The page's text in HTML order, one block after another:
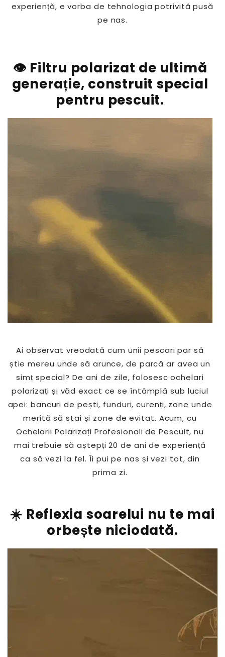
experiență, e vorba de tehnologia potrivită pusă
pe nas.
👁️ Filtru polarizat de ultimă
generație, construit special
pentru pescuit.
Ai observat vreodată cum unii pescari par să
știe mereu unde să arunce, de parcă ar avea un
simț special? De ani de zile, folosesc ochelari
polarizați și văd exact ce se întâmplă sub luciul
apei: bancuri de pești, funduri, curenți, zone unde
merită să stai și zone de evitat. Acum, cu
Ochelarii Polarizați Profesionali de Pescuit, nu
mai trebuie să aștepți 20 de ani de experiență
ca să vezi la fel. Îi pui pe nas și vezi tot, din
prima zi.
☀️ Reflexia soarelui nu te mai
orbește niciodată.